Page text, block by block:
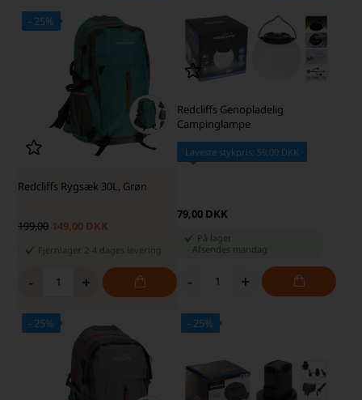
- 25%
SKARP PRIS · SKARP PRIS
Redcliffs Rygsæk 30L, Grøn
199,00 149,00 DKK
Fjernlager 2-4 dages levering
- +
Redcliffs Genopladelig
Campinglampe
Laveste stykpris: 59,00 DKK
79,00 DKK
På lager
Afsendes mandag
- +
- 25%
SKARP PRIS · SKARP PRIS - 25%
SKARP PRIS · SKARP PRIS